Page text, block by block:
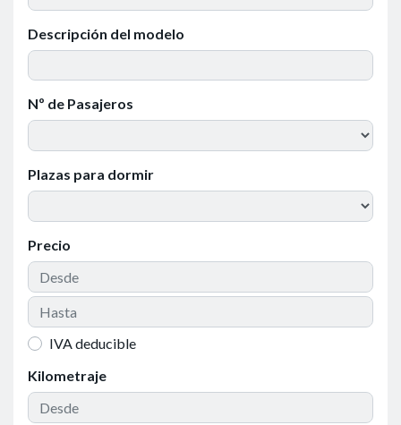
Descripción del modelo
Nº de Pasajeros
Plazas para dormir
Precio
IVA deducible
Kilometraje